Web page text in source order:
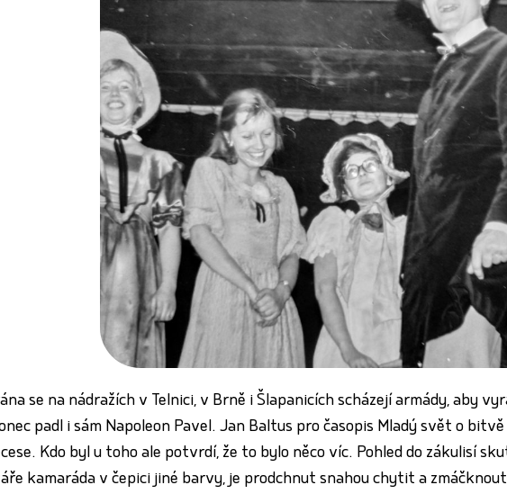
se na nádražích v Telnici, v Brně i Šlapanicích scházejí armády, aby
padl i sám Napoleon Pavel. Jan Baltus pro časopis Mladý svět o
Kdo byl u toho ale potvrdí, že to bylo něco víc. Pohled do zákulisí
kamaráda v čepici jiné barvy, je prodchnut snahou chytit a